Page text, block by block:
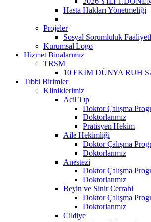
Hasta Hakları Yönetmeliği
Projeler
Sosyal Sorumluluk
Kurumsal Logo
Hizmet Binalarımız
TRSM
10 EKİM DÜNYA RUH
Tıbbi Birimler
Kliniklerimiz
Acil Tıp
Doktor Çalışma
Doktorlarımız
Pratisyen Hekim
Aile Hekimliği
Doktor Çalışma
Doktorlarımız
Anestezi
Doktor Çalışma
Doktorlarımız
Beyin ve Sinir Cerrahi
Doktor Çalışma
Doktorlarımız
Cildiye